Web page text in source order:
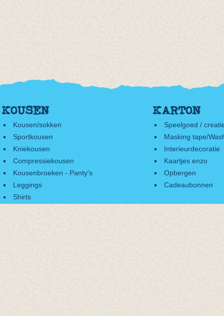
KOUSEN
Kousen/sokken
Sportkousen
Kniekousen
Compressiekousen
Kousenbroeken - Panty's
Leggings
Shirts
KARTON
Speelgoed /
Masking tape/
Interieurdecoratie
Kaartjes enzo
Opbergen
Cadeaubonnen